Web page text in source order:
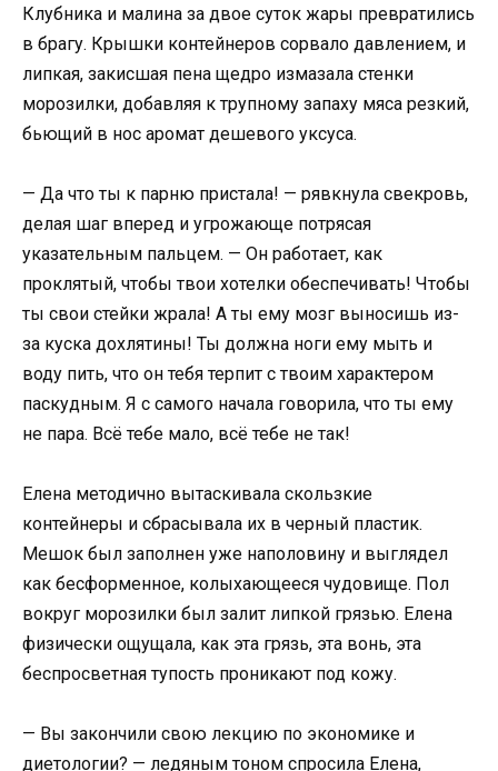
Клубника и малина за двое суток жары превратились
в брагу. Крышки контейнеров сорвало давлением, и
липкая, закисшая пена щедро измазала стенки
морозилки, добавляя к трупному запаху мяса резкий,
бьющий в нос аромат дешевого уксуса.
— Да что ты к парню пристала! — рявкнула свекровь,
делая шаг вперед и угрожающе потрясая
указательным пальцем. — Он работает, как
проклятый, чтобы твои хотелки обеспечивать! Чтобы
ты свои стейки жрала! А ты ему мозг выносишь из-
за куска дохлятины! Ты должна ноги ему мыть и
воду пить, что он тебя терпит с твоим характером
паскудным. Я с самого начала говорила, что ты ему
не пара. Всё тебе мало, всё тебе не так!
Елена методично вытаскивала скользкие
контейнеры и сбрасывала их в черный пластик.
Мешок был заполнен уже наполовину и выглядел
как бесформенное, колыхающееся чудовище. Пол
вокруг морозилки был залит липкой грязью. Елена
физически ощущала, как эта грязь, эта вонь, эта
беспросветная тупость проникают под кожу.
— Вы закончили свою лекцию по экономике и
диетологии? — ледяным тоном спросила Елена,